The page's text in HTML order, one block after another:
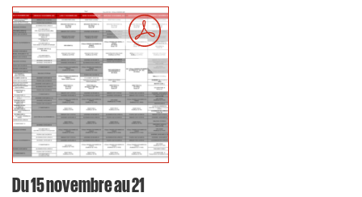
Du 15 novembre au 21